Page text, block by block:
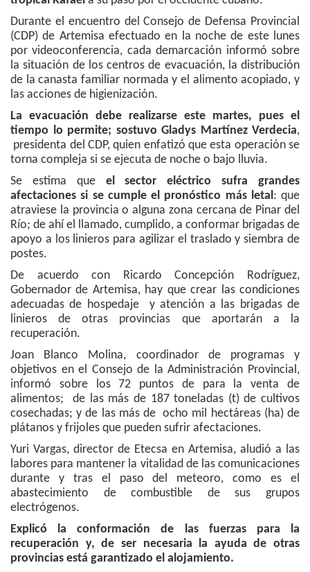
Durante el encuentro del Consejo de Defensa Provincial
(CDP) de Artemisa efectuado en la noche de este lunes
por videoconferencia, cada demarcación informó sobre
la situación de los centros de evacuación, la distribución
de la canasta familiar normada y el alimento acopiado, y
las acciones de higienización.
La evacuación debe realizarse este martes, pues el
tiempo lo permite; sostuvo Gladys Martínez Verdecia,
presidenta del CDP, quien enfatizó que esta operación se
torna compleja si se ejecuta de noche o bajo lluvia.
Se estima que el sector eléctrico sufra grandes
afectaciones si se cumple el pronóstico más letal: que
atraviese la provincia o alguna zona cercana de Pinar del
Río; de ahí el llamado, cumplido, a conformar brigadas de
apoyo a los linieros para agilizar el traslado y siembra de
postes.
De acuerdo con Ricardo Concepción Rodríguez,
Gobernador de Artemisa, hay que crear las condiciones
adecuadas de hospedaje y atención a las brigadas de
linieros de otras provincias que aportarán a la
recuperación.
Joan Blanco Molina, coordinador de programas y
objetivos en el Consejo de la Administración Provincial,
informó sobre los 72 puntos de para la venta de
alimentos; de las más de 187 toneladas (t) de cultivos
cosechadas; y de las más de ocho mil hectáreas (ha) de
plátanos y frijoles que pueden sufrir afectaciones.
Yuri Vargas, director de Etecsa en Artemisa, aludió a las
labores para mantener la vitalidad de las comunicaciones
durante y tras el paso del meteoro, como es el
abastecimiento de combustible de sus grupos
electrógenos.
Explicó la conformación de las fuerzas para la
recuperación y, de ser necesaria la ayuda de otras
provincias está garantizado el alojamiento.